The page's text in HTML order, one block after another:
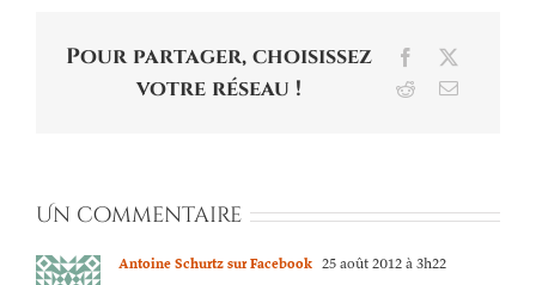
Pour partager, choisissez
votre réseau !
Facebook
RedditEmail
Un commentaire
Antoine Schurtz sur Facebook 25 août 2012 à 3h22